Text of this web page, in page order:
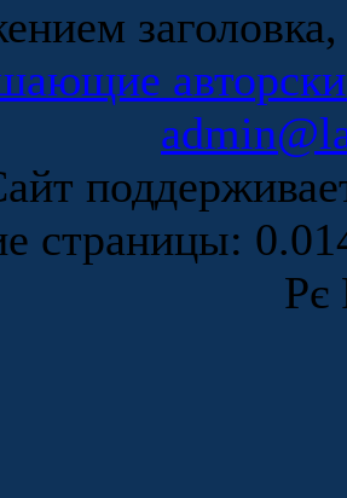
страницы:
Рє